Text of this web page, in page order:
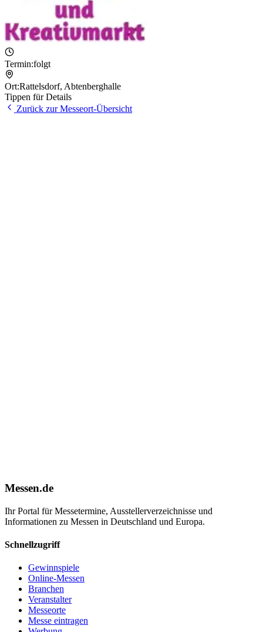
Termin:folgt
Ort:Rattelsdorf, Abtenberghalle
Tippen für Details
Zurück zur Messeort-Übersicht
Messen.de
Ihr Portal für Messetermine, Ausstellerverzeichnisse und
Informationen zu Messen in Deutschland und Europa.
Schnellzugriff
Gewinnspiele
Online-Messen
Branchen
Veranstalter
Messeorte
Messe eintragen